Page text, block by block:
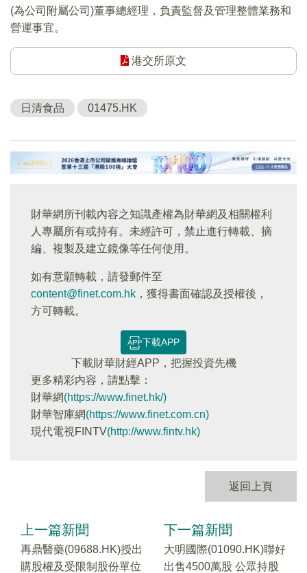
(為公司附屬公司)董事總經理，負責監督及管理整體業務和
營運事宜。
港交所原文
日清食品 01475.HK
財華網所刊載內容之知識產權為財華網及相關權利
人專屬所有或持有。未經許可，禁止進行轉載、摘
編、複製及建立鏡像等任何使用。
如有意願轉載，請發郵件至
content@finet.com.hk ，獲得書面確認及授權後，
方可轉載。
下載APP
下載財華財經APP，把握投資先機
更多精彩内容，請點擊：
財華網(https://www.finet.hk/)
財華智庫網(https://www.finet.com.cn)
現代電視FINTV(http://www.fintv.hk)
返回上頁
上一篇新聞
再鼎醫藥(09688.HK)授出
購股權及受限制股份單位
下一篇新聞
大明國際(01090.HK)聯好
出售4500萬股 公眾持股